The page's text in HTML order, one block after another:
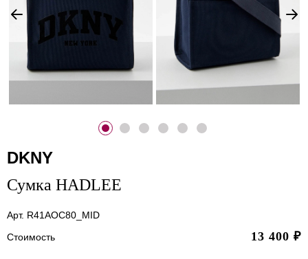
DKNY
Сумка HADLEE
Арт. R41AOC80_MID
Стоимость
13 400 ₽